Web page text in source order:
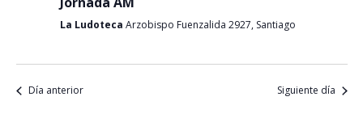
La Ludoteca Arzobispo Fuenzalida 2927, Santiago
Día anterior Siguiente día